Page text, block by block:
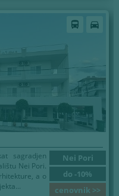
directions_bus directions_car
Nei Pori
do -10%
cenovnik >>
sagradjen
Nei Pori.
a o